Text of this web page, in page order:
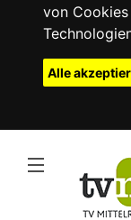
von
Alle